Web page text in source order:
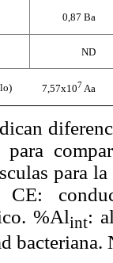
0,87 Ba
ND
7,57x107 Aa
para
para
CE:
%Alint:
bacteriana.